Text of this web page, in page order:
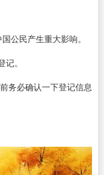
公民产生重大影响。
。
务必确认一下登记信息